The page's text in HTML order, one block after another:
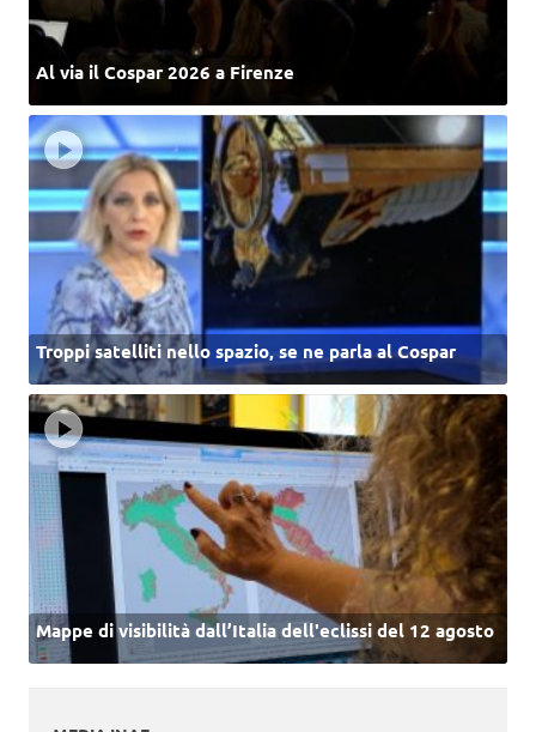
Al via il Cospar 2026 a Firenze
Troppi satelliti nello spazio, se ne parla al Cospar
Mappe di visibilità dall’Italia dell'eclissi del 12 agosto